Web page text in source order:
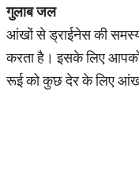
गुलाब जल
आंखों से ड्राईनेस की
करता है। इसके लिए
रूई को कुछ देर के लिए